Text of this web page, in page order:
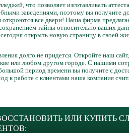
что позволяет изготавливать
заведениями, поэтому вы получите
все двери! Наша фирма
тайны относительно ваших
открыть новую страницу в своей
долго не придется. Откройте наш
или любом другом городе. С нашими
период времени вы получите с
к работе с клиентами наша компания
ИЛИ КУПИТЬ